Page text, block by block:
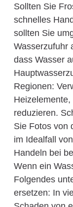
Sollten Sie
schnelles
sollten Sie
Wasserzufuhr
dass Wasser
Regionen:
reduzieren.
Sie Fotos von
im Idealfall
Handeln bei
Wenn ein
Folgendes
ersetzen: In